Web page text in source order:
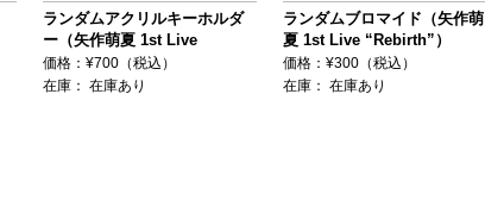
ランダムアクリルキーホルダ
ー（矢作萌夏 1st Live
“Rebirth”）
価格：¥700（税込）
在庫： 在庫あり
ランダムブロマイド（矢作萌
夏 1st Live “Rebirth”）
価格：¥300（税込）
在庫： 在庫あり